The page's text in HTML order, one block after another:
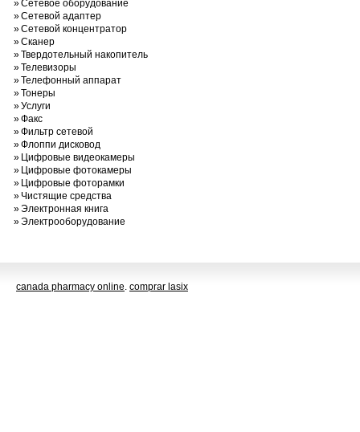
»Сетевое оборудование
»Сетевой адаптер
»Сетевой концентратор
»Сканер
»Твердотельный накопитель
»Телевизоры
»Телефонный аппарат
»Тонеры
»Услуги
»Факс
»Фильтр сетевой
»Флоппи дисковод
» Цифровые видеокамеры
» Цифровые фотокамеры
» Цифровые фоторамки
» Чистящие средства
»Электронная книга
»Электрооборудование
canada pharmacy online. comprar lasix